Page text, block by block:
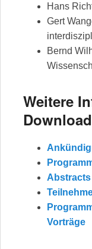
Hans
Gert
Bernd
Weitere
Abstracts
Vorträge